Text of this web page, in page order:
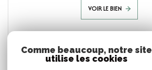
VOIR LE BIEN
Comme beaucoup, notre site
utilise les cookies